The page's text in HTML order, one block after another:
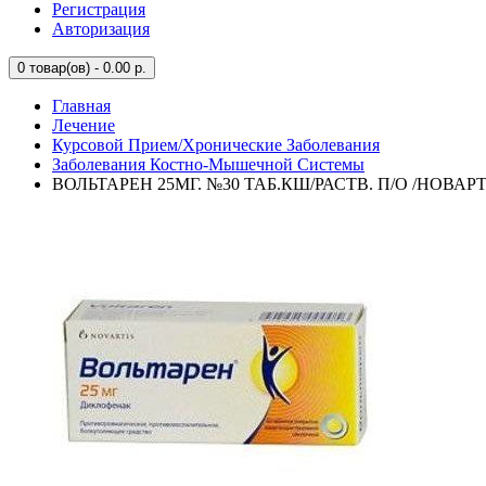
Регистрация
Авторизация
0 товар(ов) - 0.00 р.
Главная
Лечение
Курсовой Прием/Хронические Заболевания
Заболевания Костно-Мышечной Системы
ВОЛЬТАРЕН 25МГ. №30 ТАБ.КШ/РАСТВ. П/О /